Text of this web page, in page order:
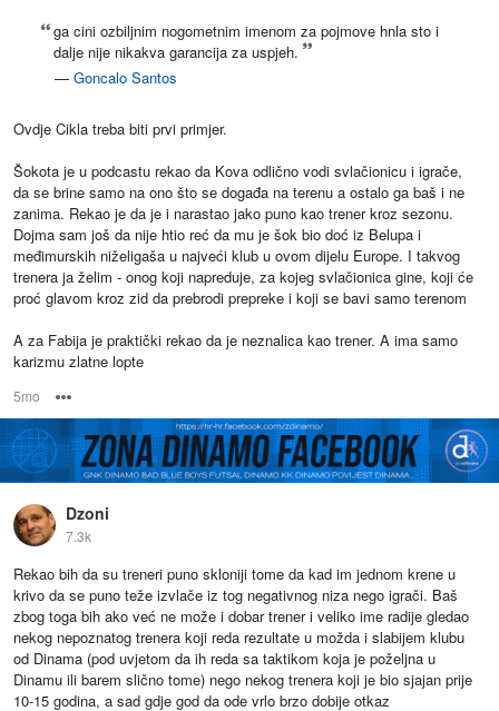
ga cini ozbiljnim nogometnim imenom za pojmove hnla sto i
dalje nije nikakva garancija za uspjeh.
— Goncalo Santos
Ovdje Cikla treba biti prvi primjer.
Šokota je u podcastu rekao da Kova odlično vodi svlačionicu i igrače,
da se brine samo na ono što se događa na terenu a ostalo ga baš i ne
zanima. Rekao je da je i narastao jako puno kao trener kroz sezonu.
Dojma sam još da nije htio reć da mu je šok bio doć iz Belupa i
međimurskih niželigaša u najveći klub u ovom dijelu Europe. I takvog
trenera ja želim - onog koji napreduje, za kojeg svlačionica gine, koji će
proć glavom kroz zid da prebrodi prepreke i koji se bavi samo terenom
A za Fabija je praktički rekao da je neznalica kao trener. A ima samo
karizmu zlatne lopte
5mo
Dzoni
7.3k
Rekao bih da su treneri puno skloniji tome da kad im jednom krene u
krivo da se puno teže izvlače iz tog negativnog niza nego igrači. Baš
zbog toga bih ako već ne može i dobar trener i veliko ime radije gledao
nekog nepoznatog trenera koji reda rezultate u možda i slabijem klubu
od Dinama (pod uvjetom da ih reda sa taktikom koja je poželjna u
Dinamu ili barem slično tome) nego nekog trenera koji je bio sjajan prije
10-15 godina, a sad gdje god da ode vrlo brzo dobije otkaz